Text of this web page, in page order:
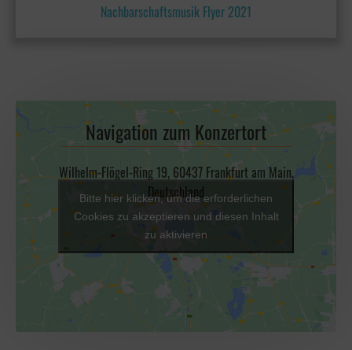
Nachbarschaftsmusik Flyer 2021
Navigation zum Konzertort
Wilhelm-Flögel-Ring 19, 60437 Frankfurt am Main,
Deutschland
Bitte hier klicken, um die erforderlichen
Cookies zu akzeptieren und diesen Inhalt
zu aktivieren